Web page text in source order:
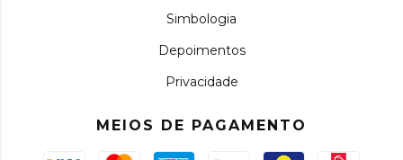
Simbologia
Depoimentos
Privacidade
MEIOS DE PAGAMENTO